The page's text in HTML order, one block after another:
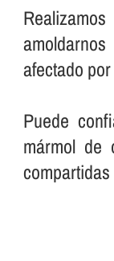
afectado
Puede
mármol de